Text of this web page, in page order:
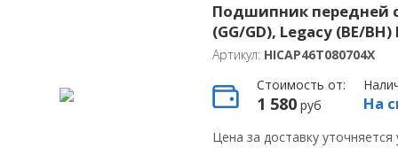
Подшипник передней
(GG/GD), Legacy (BE/BH)
Артикул: HICAP46T080704X
Стоимость от:
1 580руб На
Цена за доставку